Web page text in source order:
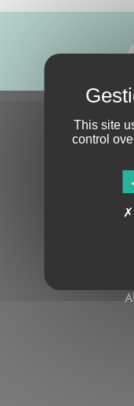
En cochant
This site
control